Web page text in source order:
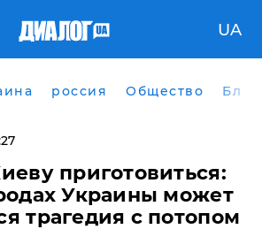
UA
россия Общество
приготовиться:
Украины может
трагедия с потопом